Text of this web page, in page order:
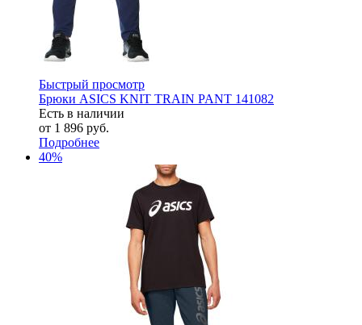
Быстрый просмотр
Брюки ASICS KNIT TRAIN PANT 141082
Есть в наличии
от 1 896 руб.
Подробнее
40%